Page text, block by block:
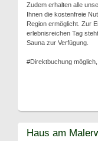
Zudem erhalten alle
Ihnen die kostenfreie
Region ermöglicht. Zur
erlebnisreichen Tag
Sauna zur Verfügung.
#Direktbuchung
Haus am